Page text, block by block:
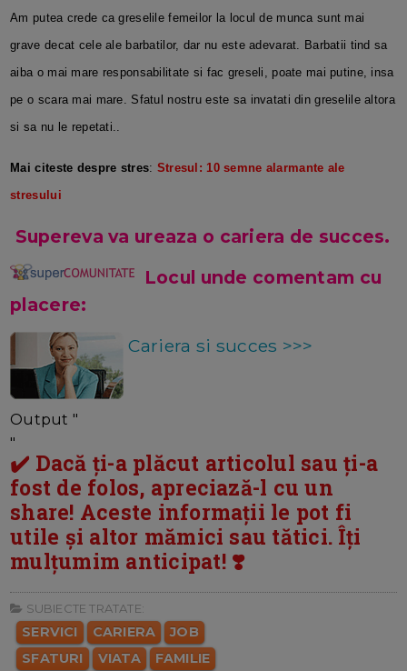
Am putea crede ca greselile femeilor la locul de munca sunt mai
grave decat cele ale barbatilor, dar nu este adevarat. Barbatii tind sa
aiba o mai mare responsabilitate si fac greseli, poate mai putine, insa
pe o scara mai mare. Sfatul nostru este sa invatati din greselile altora
si sa nu le repetati..
Mai citeste despre stres: Stresul: 10 semne alarmante ale
stresului
Supereva va ureaza o cariera de succes.
Locul unde comentam cu
placere:
Cariera si succes >>>
Output "
"
✔️ Dacă ți-a plăcut articolul sau ți-a
fost de folos, apreciază-l cu un
share! Aceste informații le pot fi
utile și altor mămici sau tătici. Îți
mulțumim anticipat! ❣️
SUBIECTE TRATATE:
SERVICI CARIERA
JOB
SFATURI
VIATA
FAMILIE